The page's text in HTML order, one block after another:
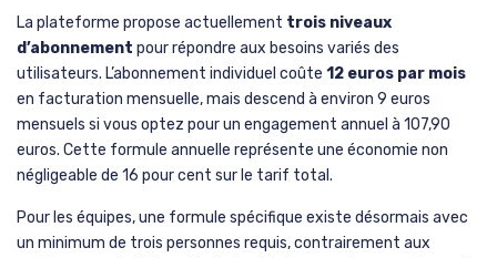
La plateforme propose actuellement trois niveaux
d’abonnement pour répondre aux besoins variés des
utilisateurs. L’abonnement individuel coûte 12 euros par mois
en facturation mensuelle, mais descend à environ 9 euros
mensuels si vous optez pour un engagement annuel à 107,90
euros. Cette formule annuelle représente une économie non
négligeable de 16 pour cent sur le tarif total.
Pour les équipes, une formule spécifique existe désormais avec
un minimum de trois personnes requis, contrairement aux